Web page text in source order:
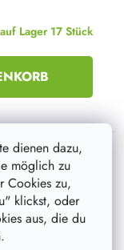
dienen dazu,
möglich zu
Cookies zu,
klickst, oder
aus, die du
auf Lager 17 Stück
–20 %